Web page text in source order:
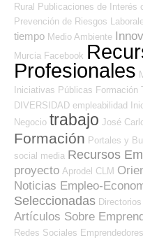
Rural Publicaciones de Interés
Prevención de Riesgos
tiempo Medio Ambiente
Murcia Facebook
Profesionales
Iniciativas Públicas Formación
DIVERSIDAD empleabilidad
Negocio trabajo José
Formación Portales y
social media Recursos
proyecto Aprodel CLM
Noticias Empleo-
Seleccionadas
Artículos Sobre
Redes Sociales Emprendedores